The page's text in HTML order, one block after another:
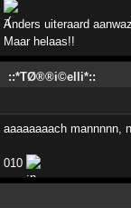
Anders uiteraard
Maar helaas!!
::*TØ®®i©elli*::
aaaaaaaach mannnnn,
010